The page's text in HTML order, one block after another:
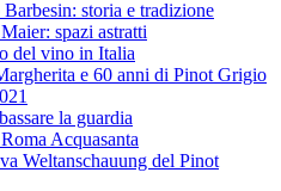
storia e tradizione
spazi astratti
del vino in Italia
e 60 anni di Pinot Grigio
la guardia
Acquasanta
Weltanschauung del Pinot